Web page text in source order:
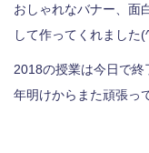
おしゃれなバナー、面
して作ってくれました
2018の授業は今日で終
年明けからまた頑張っ